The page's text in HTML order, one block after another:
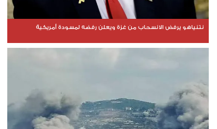
نتنياهو يرفض الانسحاب من غزة ويعلن رفضه لمسودة أمريكية